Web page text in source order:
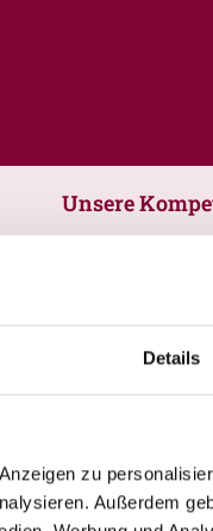
Details
zu
Außerdem
Unsere